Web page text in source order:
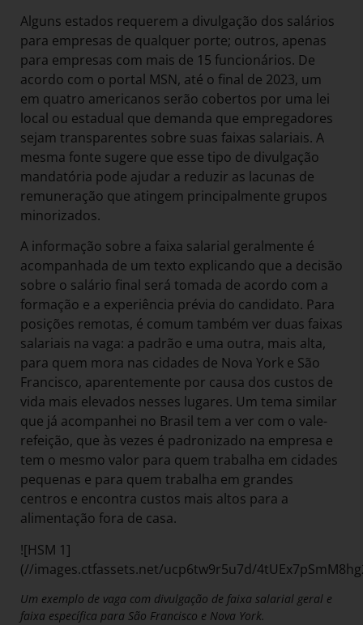
Alguns estados requerem a divulgação dos salários
para empresas de qualquer porte; outros, apenas
para empresas com mais de 15 funcionários. De
acordo com o portal MSN, até o final de 2023, um
em quatro americanos serão cobertos por uma lei
local ou estadual que demanda que empregadores
sejam transparentes sobre suas faixas salariais. A
mesma fonte sugere que esse tipo de divulgação
mandatória pode ajudar a reduzir as lacunas de
remuneração que atingem principalmente grupos
minorizados.
A informação sobre a faixa salarial geralmente é
acompanhada de um texto explicando que a decisão
sobre o salário final será tomada de acordo com a
formação e a experiência prévia do candidato. Para
posições remotas, é comum também ver duas faixas
salariais na vaga: a padrão e uma outra, mais alta,
para quem mora nas cidades de Nova York e São
Francisco, aparentemente por causa dos custos de
vida mais elevados nesses lugares. Um tema similar
que já acompanhei no Brasil tem a ver com o vale-
refeição, que às vezes é padronizado na empresa e
tem o mesmo valor para quem trabalha em cidades
pequenas e para quem trabalha em grandes
centros e encontra custos mais altos para a
alimentação fora de casa.
![HSM 1]
(//images.ctfassets.net/ucp6tw9r5u7d/
Um exemplo de vaga com divulgação de faixa salarial geral e
faixa específica para São Francisco e Nova York.